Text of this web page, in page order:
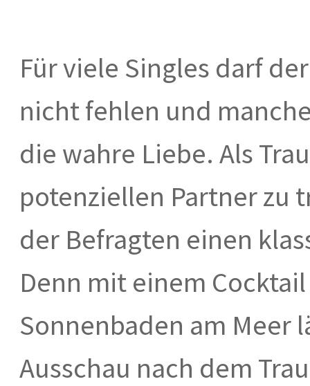
Für viele Singles darf
nicht fehlen und
die wahre Liebe. Als
potenziellen Partner zu
der Befragten einen
Denn mit einem
Sonnenbaden am Meer
Ausschau nach dem